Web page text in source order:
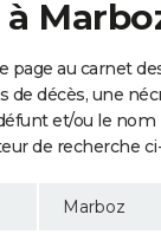
au carnet
de décès, une
et/ou le
de recherche